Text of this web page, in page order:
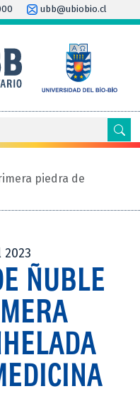
ubb@ubiobio.cl
piedra de
ÑUBLE